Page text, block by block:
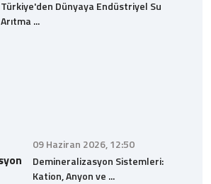
Türkiye'den Dünyaya Endüstriyel Su
Arıtma ...
09 Haziran 2026, 12:50
Demineralizasyon Sistemleri:
Kation, Anyon ve ...